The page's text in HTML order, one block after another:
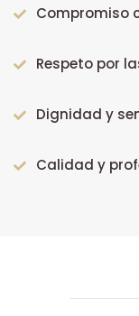
Compromiso
Respeto por
Dignidad y
Calidad y